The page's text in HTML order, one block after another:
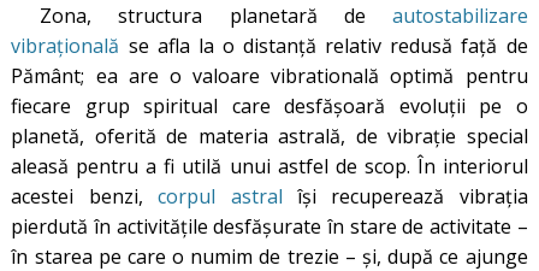
Zona, structura planetară de autostabilizare
vibraţională se afla la o distanţă relativ redusă faţă de
Pământ; ea are o valoare vibratională optimă pentru
fiecare grup spiritual care desfăşoară evoluţii pe o
planetă, oferită de materia astrală, de vibraţie special
aleasă pentru a fi utilă unui astfel de scop. În interiorul
acestei benzi,corpul astral îşi recuperează vibraţia
pierdută în activităţile desfăşurate în stare de activitate –
în starea pe care o numim de trezie – şi, după ce ajunge